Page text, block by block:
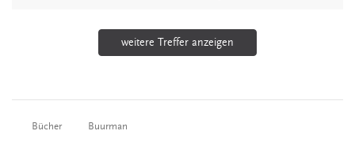
weitere Treffer anzeigen
Bücher Buurman